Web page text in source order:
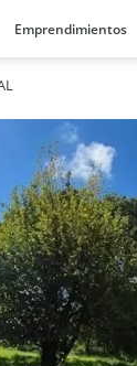
Emprendimientos